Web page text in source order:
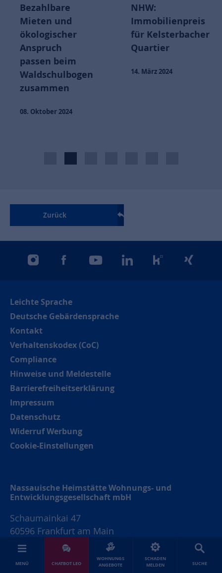
MENÜ CHATBOT LEO
WOHNUNGS
ANGEBOTE
SCHADEN
MELDEN
SUCHE
Bezahlbare
Mieten und
ökologischer
Anspruch
passen beim
Waldschulbogen
zusammen
08. Oktober 2024
NHW:
Immobilienpreis
für Kelsterbacher
Quartier
14. März 2024
Zurück
instagramfacebookyoutubelinkedinkununuxing
Leichte Sprache
Deutsche Gebärdensprache
Kontakt
Verhaltenskodex (CoC)
Compliance
Hinweise und Meldestelle
Barrierefreiheitserklärung
Impressum
Datenschutz
Widerruf Werbung
Cookie-Einstellungen
Nassauische Heimstätte Wohnungs- und
Entwicklungsgesellschaft mbH
Schaumainkai 47
60596 Frankfurt am Main
Tel.: 069 678674-0
Hinweis: Wegen Umbaumaßnahmen